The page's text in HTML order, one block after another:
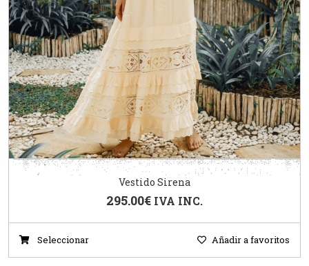
Vestido Sirena
295.00€ IVA INC.
Seleccionar Añadir a favoritos